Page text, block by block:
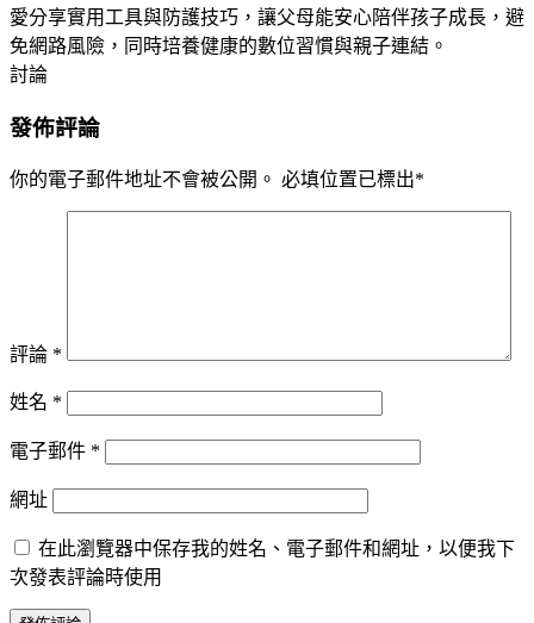
愛分享實用工具與防護技巧，讓父母能安心陪伴孩子成長，避
免網路風險，同時培養健康的數位習慣與親子連結。
討論
發佈評論
你的電子郵件地址不會被公開。 必填位置已標出*
評論 *
姓名 *
電子郵件 *
網址
在此瀏覽器中保存我的姓名、電子郵件和網址，以便我下
次發表評論時使用